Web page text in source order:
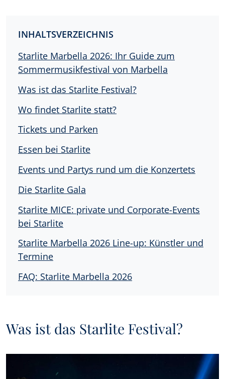
INHALTSVERZEICHNIS
Starlite Marbella 2026: Ihr Guide zum
Sommermusikfestival von Marbella
Was ist das Starlite Festival?
Wo findet Starlite statt?
Tickets und Parken
Essen bei Starlite
Events und Partys rund um die Konzertets
Die Starlite Gala
Starlite MICE: private und Corporate-Events
bei Starlite
Starlite Marbella 2026 Line-up: Künstler und
Termine
FAQ: Starlite Marbella 2026
Was ist das Starlite Festival?